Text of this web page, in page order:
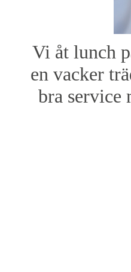
Vi åt lunch
en vacker
bra service